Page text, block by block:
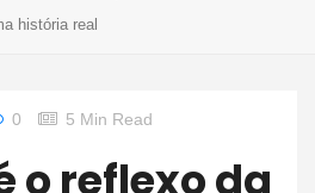
história real
0 5 Min Read